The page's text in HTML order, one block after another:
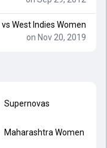
vs West Indies Women
on Nov 20, 2019
Supernovas
Maharashtra Women